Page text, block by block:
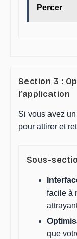
Percer
Section 3 :
l’application
Si vous avez
pour attirer et
Sous-
facile à
que